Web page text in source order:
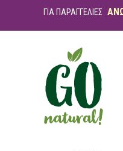
ΓΙΑ ΠΑΡΑΓΓΕΛΙΕΣ